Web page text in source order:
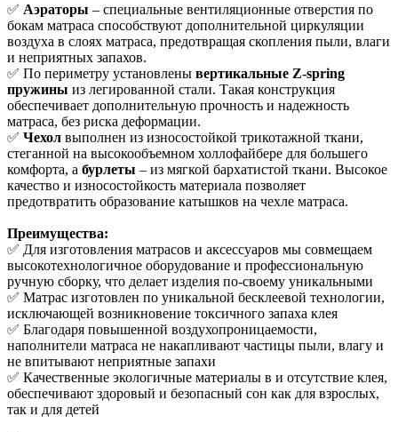
✅ Аэраторы – специальные вентиляционные отверстия по
бокам матраса способствуют дополнительной циркуляции
воздуха в слоях матраса, предотвращая скопления пыли, влаги
и неприятных запахов.
✅ По периметру установлены вертикальные Z-spring
пружины из легированной стали. Такая конструкция
обеспечивает дополнительную прочность и надежность
матраса, без риска деформации.
✅ Чехол выполнен из износостойкой трикотажной ткани,
стеганной на высокообъемном холлофайбере для большего
комфорта, а бурлеты – из мягкой бархатистой ткани. Высокое
качество и износостойкость материала позволяет
предотвратить образование катышков на чехле матраса.
Преимущества:
✅ Для изготовления матрасов и аксессуаров мы совмещаем
высокотехнологичное оборудование и профессиональную
ручную сборку, что делает изделия по-своему уникальными
✅ Матрас изготовлен по уникальной бесклеевой технологии,
исключающей возникновение токсичного запаха клея
✅ Благодаря повышенной воздухопроницаемости,
наполнители матраса не накапливают частицы пыли, влагу и
не впитывают неприятные запахи
✅ Качественные экологичные материалы в и отсутствие клея,
обеспечивают здоровый и безопасный сон как для взрослых,
так и для детей